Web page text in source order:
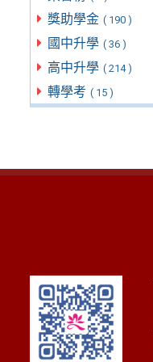
獎助學金 ( 190 )
國中升學 ( 36 )
高中升學 ( 214 )
轉學考 ( 15 )